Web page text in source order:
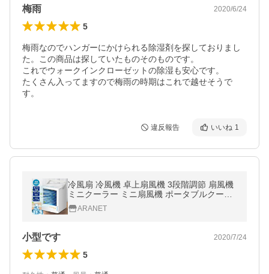
梅雨 2020/6/24
5
梅雨なのでハンガーにかけられる除湿剤を探しておりまし
た。この商品は探していたものそのものです。
これでウォークインクローゼットの除湿も安心です。
たくさん入ってますので梅雨の時期はこれで越せそうで
す。
違反報告 いいね 1
冷風扇 冷風機 卓上扇風機 3段階調節 扇風機
ミニクーラー ミニ扇風機 ポータブルクーラ
ー 首振り 7色LEDライト(B1NDLFJB)
ARANET
小型です 2020/7/24
5